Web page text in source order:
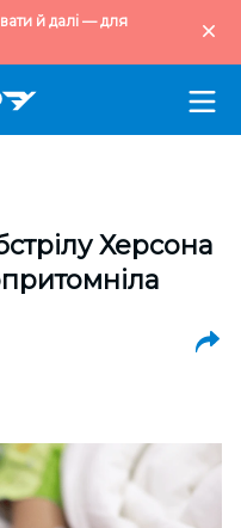
й далі — для
Херсона